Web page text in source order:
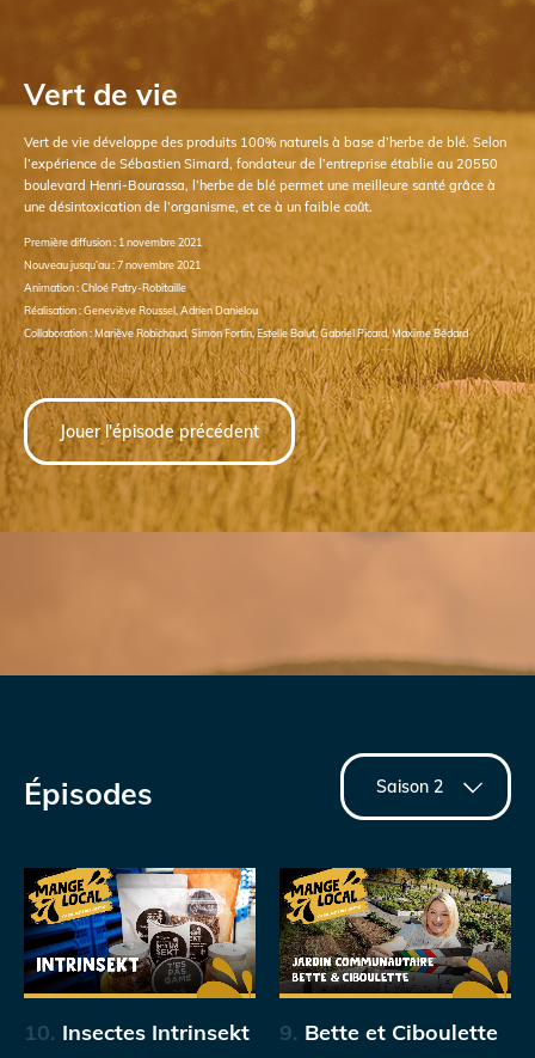
Vert de vie
Vert de vie développe des produits 100% naturels à base d’herbe de blé. Selon
l’expérience de Sébastien Simard, fondateur de l’entreprise établie au 20550
boulevard Henri-Bourassa, l’herbe de blé permet une meilleure santé grâce à
une désintoxication de l’organisme, et ce à un faible coût.
Première diffusion : 1 novembre 2021
Nouveau jusqu’au : 7 novembre 2021
Animation : Chloé Patry-Robitaille
Réalisation : Geneviève Roussel, Adrien Danielou
Collaboration : Mariève Robichaud, Simon Fortin, Estelle Balut, Gabriel Picard, Maxime Bédard
Jouer l'épisode précédent
Épisodes
10. Insectes Intrinsekt 9. Bette et Ciboulette